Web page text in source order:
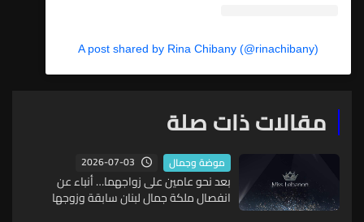
A post shared by Rina Chibany (@rinachibany)
مقالات ذات صلة
موضة وجمال 2026-07-03
بعد نحو عامين على زواجهما… أنباء عن
انفصال ملكة جمال لبنان سابقة وزوجها